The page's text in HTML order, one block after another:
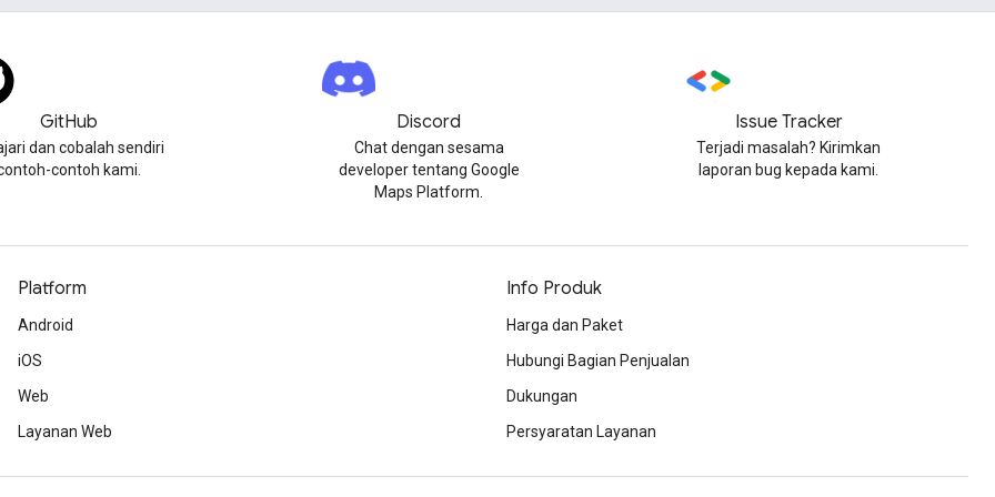
GitHub
dan cobalah sendiri
contoh kami.
Discord
Chat dengan sesama
developer tentang Google
Maps Platform.
Issue Tracker
Terjadi masalah? Kirimkan
laporan bug kepada kami.
Platform
Android
iOS
Web
Layanan Web
Info Produk
Harga dan Paket
Hubungi Bagian Penjualan
Dukungan
Persyaratan Layanan